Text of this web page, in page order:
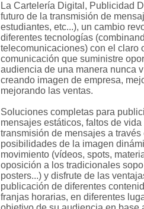
La Cartelería Digital, Publicidad
futuro de la transmisión de
estudiantes, etc...), un cambio
diferentes tecnologías
telecomunicaciones) con el claro
comunicación que suministre
audiencia de una manera nunca
creando imagen de empresa,
mejorando las ventas.
Soluciones completas para
mensajes estáticos, faltos de
transmisión de mensajes a
posibilidades de la imagen
movimiento (vídeos, spots,
oposición a los tradicionales
posters...) y disfrute de las
publicación de diferentes
franjas horarias, en diferentes